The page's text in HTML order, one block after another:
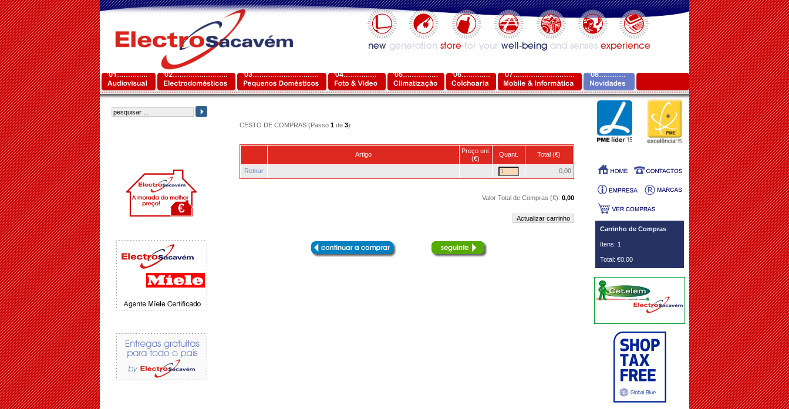
CESTO DE COMPRAS (Passo 1de 3)
Artigo
Preço uni.
(€)
Quant. Total (€)
Retirar 0,00
Valor Total de Compras (€): 0,00
Actualizar carrinho
Carrinho de Compras
Itens: 1
Total: €0,00